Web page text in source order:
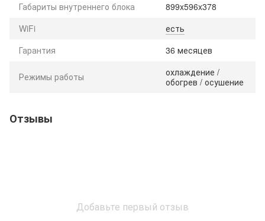
Габариты внутреннего блока
899x596x378
WiFi
есть
Гарантия
36 месяцев
Режимы работы
охлаждение /
обогрев / осушение
Отзывы
Добавьте первый отзыв